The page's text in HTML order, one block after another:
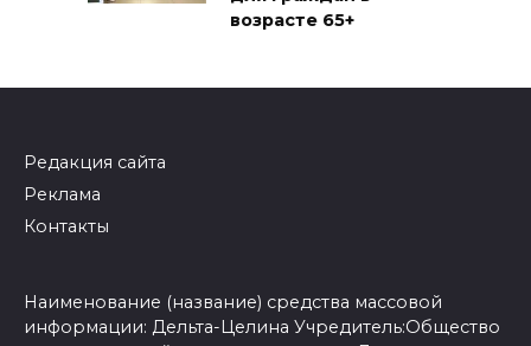
возрасте 65+
Редакция сайта
Реклама
Контакты
Наименование (название) средства массовой
информации: Дельта-Целина Учредитель:Общество